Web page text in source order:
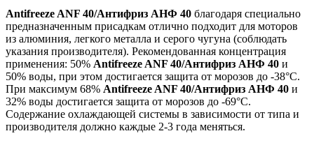
Antifreeze ANF 40/Антифриз АНФ 40 благодаря специально
предназначенным присадкам отлично подходит для моторов
из алюминия, легкого металла и серого чугуна (соблюдать
указания производителя). Рекомендованная концентрация
применения: 50% Antifreeze ANF 40/Антифриз АНФ 40 и
50% воды, при этом достигается защита от морозов до -38°C.
При максимум 68% Antifreeze ANF 40/Антифриз АНФ 40 и
32% воды достигается защита от морозов до -69°C.
Содержание охлаждающей системы в зависимости от типа и
производителя должно каждые 2-3 года меняться.